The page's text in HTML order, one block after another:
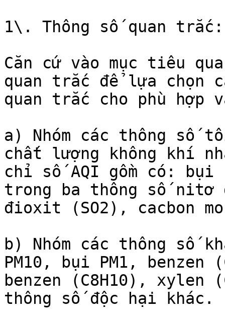
1\. Thông số quan trắc:
Căn cứ vào mục tiêu
quan trắc để lựa chọn
quan trắc cho phù hợp
a) Nhóm các thông số
chất lượng không khí
chỉ số AQI gồm có: bụi
trong ba thông số nitơ
đioxit (SO2), cacbon
b) Nhóm các thông số
PM10, bụi PM1,
benzen (C8H10), xylen
thông số độc hại khác.